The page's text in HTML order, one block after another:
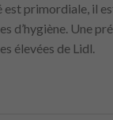
primordiale, il
d’hygiène. Une
élevées de Lidl.